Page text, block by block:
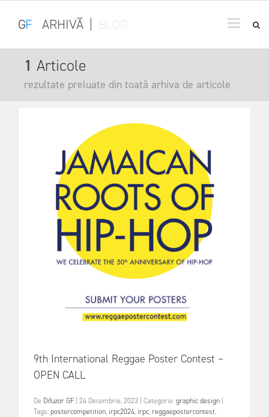
GF ARHIVĂ
1 Articole
rezultate preluate din toată arhiva de articole
9th International Reggae Poster Contest –
OPEN CALL
De Difuzor GF 24 Decembrie, 2023 Categorie:graphic design
Tags:postercompetition, irpc2024, irpc,reggaepostercontest,